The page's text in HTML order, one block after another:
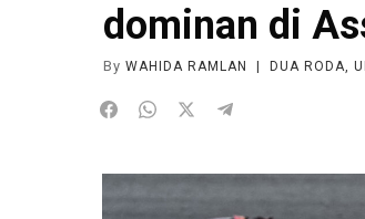
dominan di
By WAHIDA RAMLAN DUA RODA,